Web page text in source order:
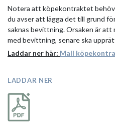
Notera att köpekontraktet
du avser att lägga det till grund
saknas bevittning. Orsaken är
med bevittning, senare ska
Laddar ner här: Mall
LADDAR NER